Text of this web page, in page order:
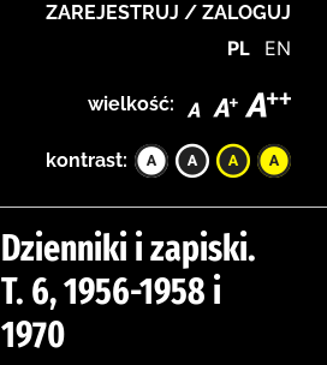
ZAREJESTRUJ / ZALOGUJ
PL EN
wielkość:
kontrast:
Dzienniki i zapiski.
T. 6, 1956-1958 i
1970